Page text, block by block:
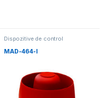
Dispozitive de control
MAD-464-I